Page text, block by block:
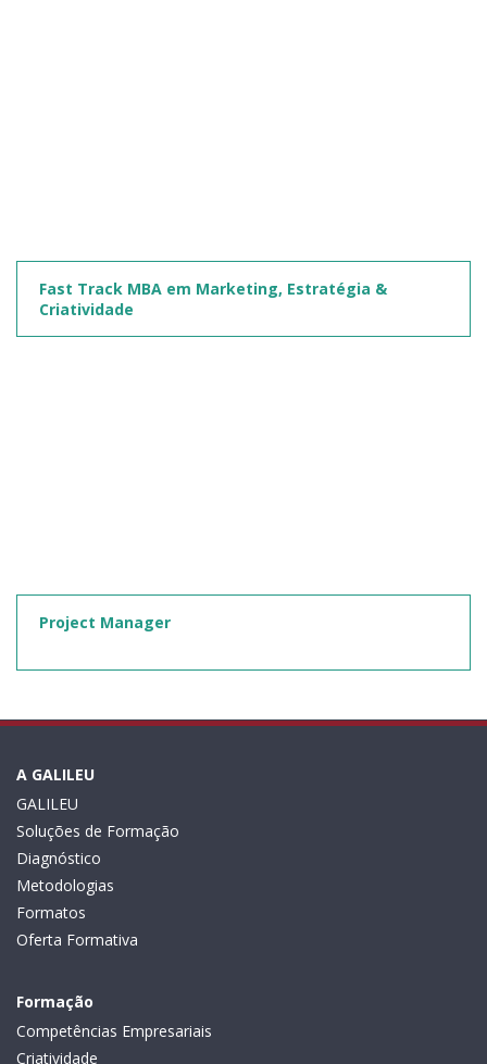
Fast Track MBA em Marketing, Estratégia &
Criatividade
Project Manager
A GALILEU
GALILEU
Soluções de Formação
Diagnóstico
Metodologias
Formatos
Oferta Formativa
Formação
Competências Empresariais
Criatividade